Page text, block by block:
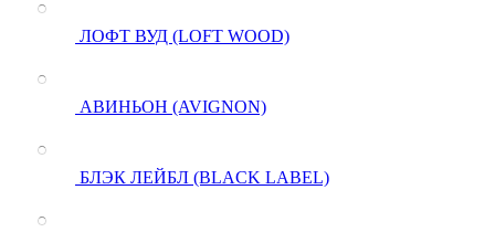
ЛОФТ ВУД (LOFT WOOD)
АВИНЬОН (AVIGNON)
БЛЭК ЛЕЙБЛ (BLACK LABEL)